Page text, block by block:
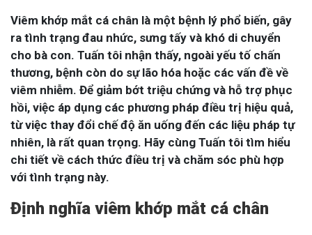
Viêm khớp mắt cá chân là một bệnh lý phổ biến, gây
ra tình trạng đau nhức, sưng tấy và khó di chuyển
cho bà con. Tuấn tôi nhận thấy, ngoài yếu tố chấn
thương, bệnh còn do sự lão hóa hoặc các vấn đề về
viêm nhiễm. Để giảm bớt triệu chứng và hỗ trợ phục
hồi, việc áp dụng các phương pháp điều trị hiệu quả,
từ việc thay đổi chế độ ăn uống đến các liệu pháp tự
nhiên, là rất quan trọng. Hãy cùng Tuấn tôi tìm hiểu
chi tiết về cách thức điều trị và chăm sóc phù hợp
với tình trạng này.
Định nghĩa viêm khớp mắt cá chân